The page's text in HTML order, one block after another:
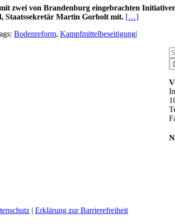
zwei von Brandenburg eingebrachten
Staatssekretär Martin Gorholt mit. […]
Bodenreform, Kampfmittelbeseitigung|
| Erklärung zur Barrierefreiheit